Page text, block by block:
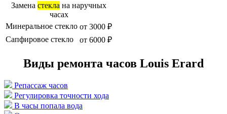
Замена стекла на наручных
часах
Минеральное стекло от 3000 ₽
Сапфировое стекло
от 6000 ₽
Виды ремонта часов Louis Erard
Репассаж часов
Регулировка точности хода
В часы попала вода